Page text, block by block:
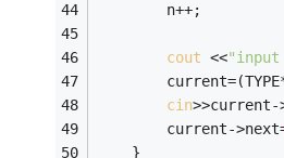
		n++;
cout <<"input
cin>>current-
current-
	}